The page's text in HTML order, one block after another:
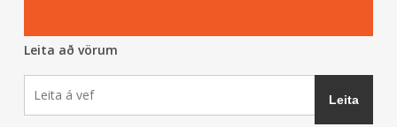
Leita að vörum